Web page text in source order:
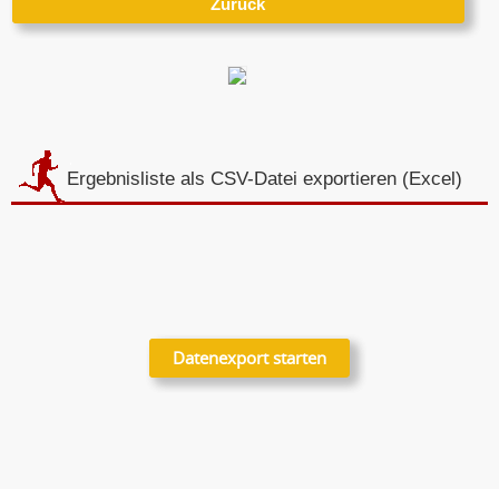
Ergebnisliste als CSV-Datei exportieren (Excel)
Datenexport starten
Datenexport starten